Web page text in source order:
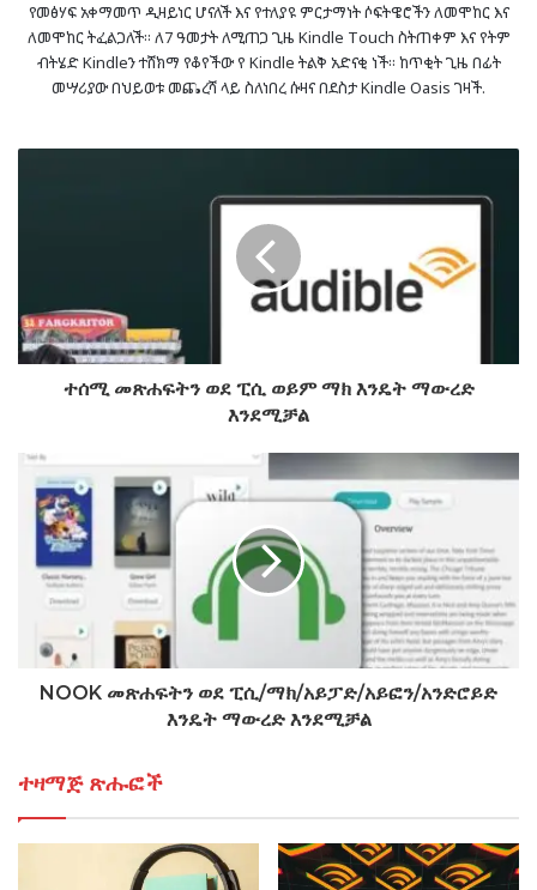
የመፅሃፍ አቀማመጥ ዲዛይነር ሆናለች እና የተለያዩ ምርታማነት ሶፍትዌሮችን ለመሞከር እና
ለመሞከር ትፈልጋለች። ለ7 ዓመታት ለሚጠጋ ጊዜ Kindle Touch ስትጠቀም እና የትም
ብትሄድ Kindleን ተሸክማ የቆየችው የ Kindle ትልቅ አድናቂ ነች። ከጥቂት ጊዜ በፊት
መሣሪያው በህይወቱ መጨረሻ ላይ ስለነበረ ሱዛና በደስታ Kindle Oasis ገዛች.
ተሰሚ መጽሐፍትን ወደ ፒሲ ወይም ማክ እንዴት ማውረድ
እንደሚቻል
NOOK መጽሐፍትን ወደ ፒሲ/ማክ/አይፓድ/አይፎን/አንድሮይድ
እንዴት ማውረድ እንደሚቻል
ተዛማጅ ጽሑፎች